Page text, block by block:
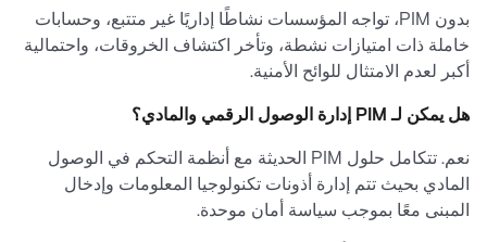
بدون PIM، تواجه المؤسسات نشاطًا إداريًا غير متتبع، وحسابات
خاملة ذات امتيازات نشطة، وتأخر اكتشاف الخروقات، واحتمالية
أكبر لعدم الامتثال للوائح الأمنية.
هل يمكن لـ PIM إدارة الوصول الرقمي والمادي؟
نعم. تتكامل حلول PIM الحديثة مع أنظمة التحكم في الوصول
المادي بحيث تتم إدارة أذونات تكنولوجيا المعلومات وإدخال
المبنى معًا بموجب سياسة أمان موحدة.